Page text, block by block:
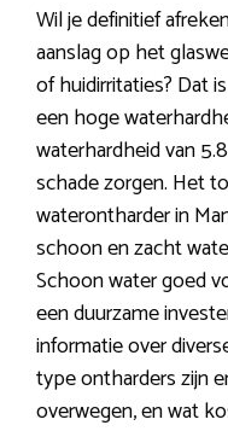
Wil je definitief
aanslag op het
of huidirritaties? Dat
een hoge
waterhardheid van
schade zorgen. Het
waterontharder in
schoon en zacht
Schoon water goed
een duurzame
informatie over
type ontharders zijn
overwegen, en wat